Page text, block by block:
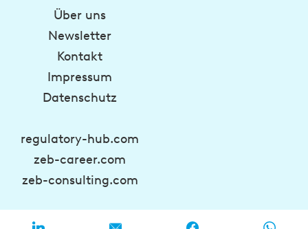
Über uns
Newsletter
Kontakt
Impressum
Datenschutz
regulatory-hub.com
zeb-career.com
zeb-consulting.com